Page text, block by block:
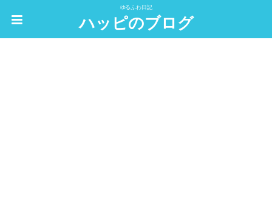
ゆるふわ日記
ハッピのブログ